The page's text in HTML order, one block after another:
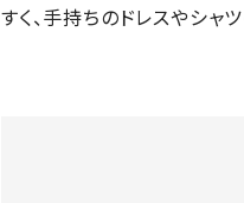
すく、手持ちのドレスやシ